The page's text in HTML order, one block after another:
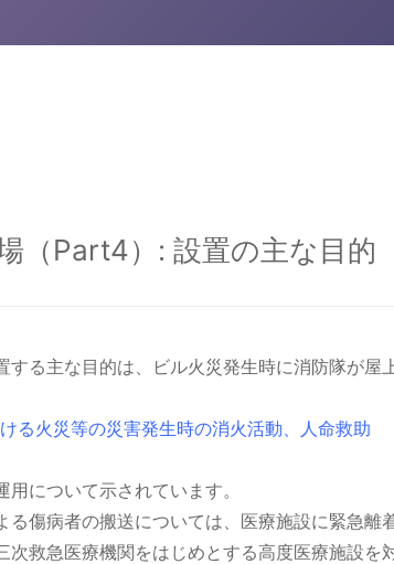
（Part4）: 設置の主な目的
する主な目的は、ビル火災発生時に消防隊が
る火災等の災害発生時の消火活動、人命救助
用について示されています。
る傷病者の搬送については、医療施設に緊急
次救急医療機関をはじめとする高度医療施設を